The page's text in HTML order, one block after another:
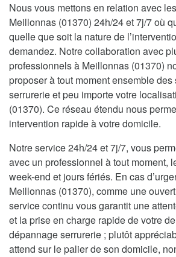
Nous vous mettons en relation avec
Meillonnas (01370) 24h/24 et 7j/7 où
quelle que soit la nature de
demandez. Notre collaboration avec
professionnels à Meillonnas (01370)
proposer à tout moment ensemble
serrurerie et peu importe votre
(01370). Ce réseau étendu nous
intervention rapide à votre domicile.
Notre service 24h/24 et 7j/7, vous
avec un professionnel à tout moment,
week-end et jours fériés. En cas
Meillonnas (01370), comme une
service continu vous garantit une
et la prise en charge rapide de votre
dépannage serrurerie ; plutôt
attend sur le palier de son domicile,